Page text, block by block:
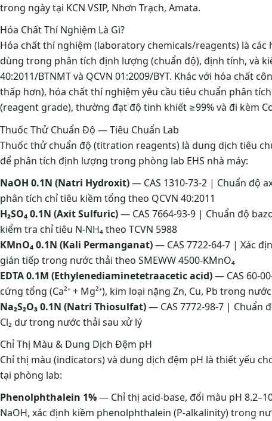
trong ngày tại KCN VSIP, Nhơn Trạch, Amata.
Hóa Chất Thí Nghiệm Là Gì?
Hóa chất thí nghiệm (laboratory chemicals/reagents) là
dùng trong phân tích định lượng (chuẩn độ), định tính, và
40:2011/BTNMT và QCVN 01:2009/BYT. Khác với hóa chất
thấp hơn), hóa chất thí nghiệm yêu cầu tiêu chuẩn phân
(reagent grade), thường đạt độ tinh khiết ≥99% và đi kèm
Thuốc Thử Chuẩn Độ — Tiêu Chuẩn Lab
Thuốc thử chuẩn độ (titration reagents) là dung dịch tiêu
để phân tích định lượng trong phòng lab EHS nhà máy:
NaOH 0.1N (Natri Hydroxit)— CAS 1310-73-2 | Chuẩn độ
phân tích chỉ tiêu kiềm tổng theo QCVN 40:2011
H₂SO₄ 0.1N (Axit Sulfuric)— CAS 7664-93-9 | Chuẩn độ
kiểm tra chỉ tiêu N-NH₄ theo TCVN 5988
KMnO₄ 0.1N (Kali Permanganat)— CAS 7722-64-7 | Xác
gián tiếp trong nước thải theo SMEWW 4500-KMnO₄
EDTA 0.1M (Ethylenediaminetetraacetic acid)— CAS 60-
cứng tổng (Ca²⁺ + Mg²⁺), kim loại nặng Zn, Cu, Pb trong
Na₂S₂O₃ 0.1N (Natri Thiosulfat)— CAS 7772-98-7 | Chuẩn
Cl₂ dư trong nước thải sau xử lý
Chỉ Thị Màu & Dung Dịch Đệm pH
Chỉ thị màu (indicators) và dung dịch đệm pH là thiết yếu
tại phòng lab:
Phenolphthalein 1%— Chỉ thị acid-base, đổi màu pH
NaOH, xác định kiềm phenolphthalein (P-alkalinity) trong